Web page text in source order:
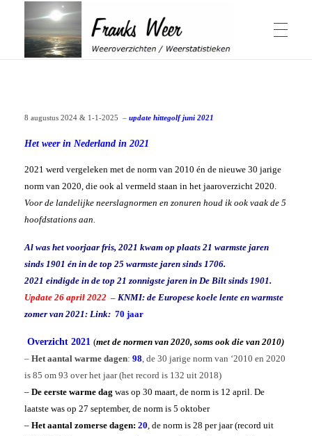
Actuele Winter
Elfstedentocht
Geschiedenis sneeuwval in Nederland
Winter 1979
Winter 2014
Herfst
Overzichten Herfst
November 1980, 2015 & 2016
Zomer & Lente
Weeroverzichten Lente
Actuele Zomer
Weeroverzichten Zomer
Hittegolven
Warmtegetal
Periode April-September
Jaaroverzichten
Weeroverzicht jaren
Zonuren Nederland
Wat is een zonnige dag
Weeroverzicht 2026
Weeroverzicht 2025
Weeroverzicht 2024
Weeroverzicht 2023
Weeroverzicht 2022
Weeroverzicht 2021
Weersverwachting
ADS Dagen
Bijzonder
Hitte Moskou 2010
Hitte Finland 2025
Nat UK & Sneeuw 2016
Koude Maart 2013
Rolwolk 2012
Over mij
Franks weer
Gift
Haarlems gegevens
Foto’s
Basis van Nine Star Ki
Your 3 stars
RIP
Aad
8 augustus 2024 & 1-1-2025 – update hittegolf juni 2021
Het weer in Nederland in 2021
2021 werd vergeleken met de norm van 2010 én de nieuwe 30 jarige
norm van 2020, die ook al vermeld staan in het jaaroverzicht 2020.
Voor de landelijke neerslagnormen en zonuren houd ik ook vaak de 5
hoofdstations aan.
Al was het voorjaar fris, 2021 kwam op plaats 21 warmste jaren
sinds 1901 én in de top 25 warmste jaren sinds 1706.
2021 eindigde in de top 21 zonnigste jaren in De Bilt sinds 1901.
Update 26 april 2022 – KNMI: de Europese koele lente en warmste
zomer van 2021: Link: 70 jaar
Overzicht 2021 (met de normen van 2020, soms ook die van 2010)
– Het aantal warme dagen: 98, de 30 jarige norm van ‘2010 en 2020
is 85 om 93 over het jaar (het record is 132 uit 2018)
– De eerste warme dag was op 30 maart, de norm is 12 april. De
laatste was op 27 september, de norm is 5 oktober
– Het aantal zomerse dagen: 20, de norm is 28 per jaar (record uit